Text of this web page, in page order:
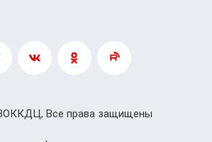
Все права защищены